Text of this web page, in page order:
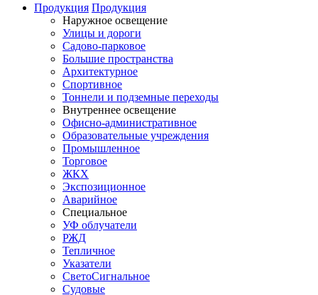
Продукция Продукция
Наружное освещение
Улицы и дороги
Садово-парковое
Большие пространства
Архитектурное
Спортивное
Тоннели и подземные переходы
Внутреннее освещение
Офисно-административное
Образовательные учреждения
Промышленное
Торговое
ЖКХ
Экспозиционное
Аварийное
Специальное
УФ облучатели
РЖД
Тепличное
Указатели
СветоСигнальное
Судовые